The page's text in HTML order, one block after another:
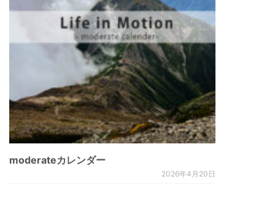
moderateカレンダー
2026年4月20日